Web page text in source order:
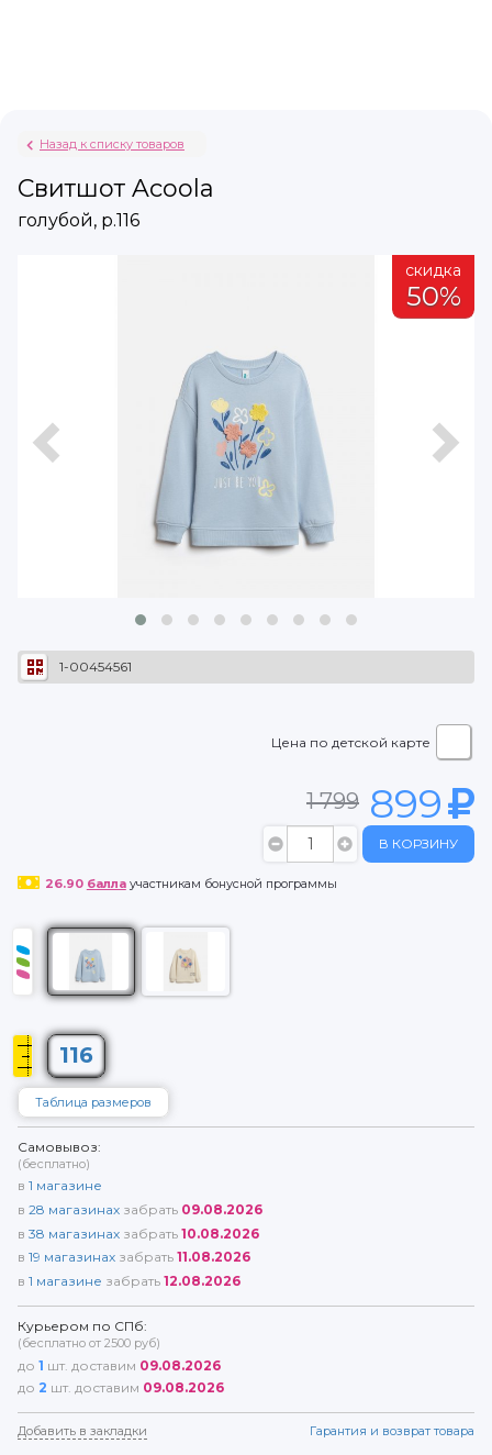
Назад к списку товаров
Свитшот Acoola
голубой, р.116
скидка
50%
1-00454561
Цена по детской карте
1 799 899
В КОРЗИНУ
26.90 баллаучастникам бонусной программы
116
Таблица размеров
Самовывоз:
(бесплатно)
в 1 магазине
в 28 магазинах забрать 09.08.2026
в 38 магазинах забрать 10.08.2026
в 19 магазинах забрать 11.08.2026
в 1 магазине забрать 12.08.2026
Курьером по СПб:
(бесплатно от 2500 руб)
до 1 шт. доставим 09.08.2026
до 2 шт. доставим 09.08.2026
Добавить в закладки Гарантия и возврат товара